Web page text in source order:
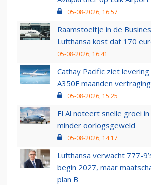
05-08-2026, 16:57
Raamstoeltje in de
Lufthansa kost dat 170
05-08-2026, 16:41
Cathay Pacific ziet
A350F maanden
05-08-2026, 15:25
El Al noteert snelle groei
minder oorlogsgeweld
05-08-2026, 14:17
Lufthansa verwacht 777-
begin 2027, maar
plan B